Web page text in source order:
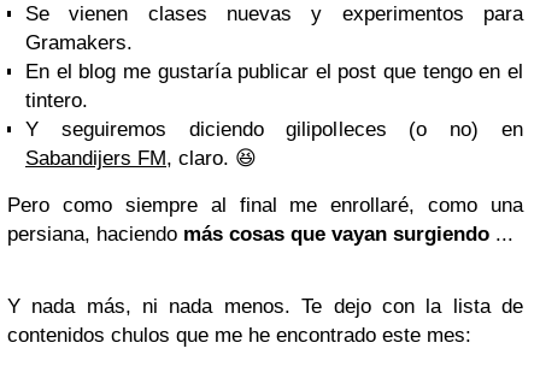
Se vienen clases nuevas y experimentos para
Gramakers.
En el blog me gustaría publicar el post que tengo en el
tintero.
Y seguiremos diciendo gilipolleces (o no) en
Sabandijers FM, claro. 😆
Pero como siempre al final me enrollaré, como una
persiana, haciendo más cosas que vayan surgiendo ...
Y nada más, ni nada menos. Te dejo con la lista de
contenidos chulos que me he encontrado este mes: